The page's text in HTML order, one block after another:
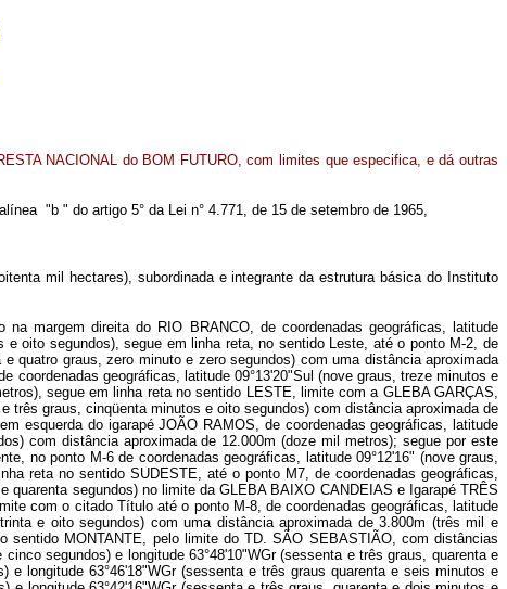
NACIONAL do BOM FUTURO, com limites que especifica, e dá outras
"b " do artigo 5° da Lei n° 4.771, de 15 de setembro de 1965,
mil hectares), subordinada e integrante da estrutura básica do Instituto
margem direita do RIO BRANCO, de coordenadas geográficas, latitude
oito segundos), segue em linha reta, no sentido Leste, até o ponto M-2, de
quatro graus, zero minuto e zero segundos) com uma distância aproximada
geográficas, latitude 09°13'20"Sul (nove graus, treze minutos e
segue em linha reta no sentido LESTE, limite com a GLEBA GARÇAS,
três graus, cinqüenta minutos e oito segundos) com distância aproximada de
esquerda do igarapé JOÃO RAMOS, de coordenadas geográficas, latitude
com distância aproximada de 12.000m (doze mil metros); segue por este
no ponto M-6 de coordenadas geográficas, latitude 09°12'16" (nove graus,
reta no sentido SUDESTE, até o ponto M7, de coordenadas geográficas,
quarenta segundos) no limite da GLEBA BAIXO CANDEIAS e Igarapé TRÊS
com o citado Título até o ponto M-8, de coordenadas geográficas, latitude
e oito segundos) com uma distância aproximada de 3.800m (três mil e
sentido MONTANTE, pelo limite do TD. SÃO SEBASTIÃO, com distâncias
segundos) e longitude 63°48'10"WGr (sessenta e três graus, quarenta e
longitude 63°46'18"WGr (sessenta e três graus quarenta e seis minutos e